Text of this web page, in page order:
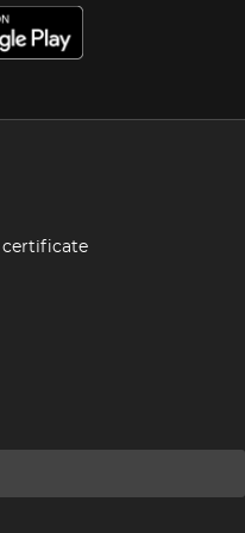
delicado y
característica, es
con una maestría
la luz.
certificate